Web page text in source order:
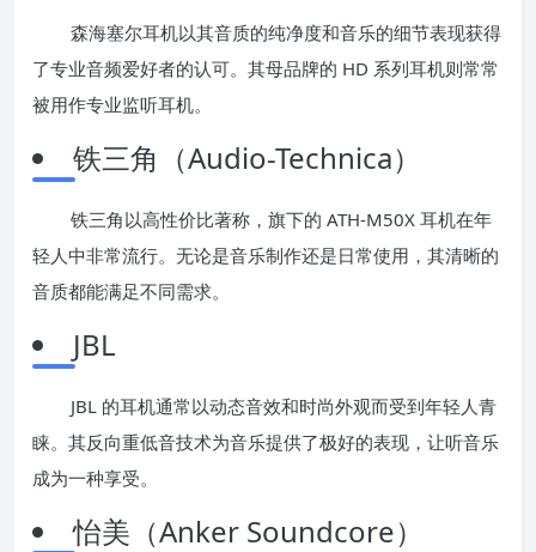
森海塞尔耳机以其音质的纯净度和音乐的细节表现获得
了专业音频爱好者的认可。其母品牌的 HD 系列耳机则常常
被用作专业监听耳机。
铁三角（Audio-Technica）
铁三角以高性价比著称，旗下的 ATH-M50X 耳机在年
轻人中非常流行。无论是音乐制作还是日常使用，其清晰的
音质都能满足不同需求。
JBL
JBL 的耳机通常以动态音效和时尚外观而受到年轻人青
睐。其反向重低音技术为音乐提供了极好的表现，让听音乐
成为一种享受。
怡美（Anker Soundcore）